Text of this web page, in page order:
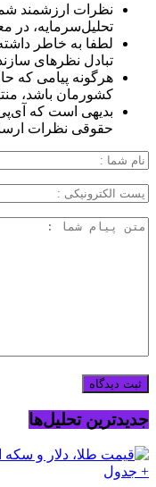
نظرات ارزشمند
تحلیل‌سرمایه، در
لطفا به خاطر
تبادل نظرهای
هرگونه پیامی که
کشورمان باشد،
بدیهی است که
حقوقی نظرات
جدیدترین تحلیل‌ها